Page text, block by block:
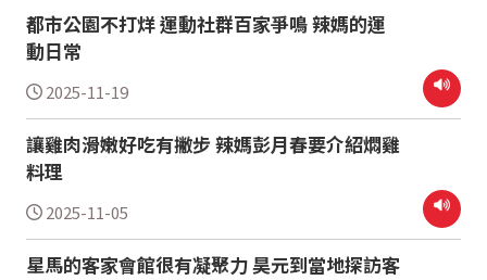
都市公園不打烊 運動社群百家爭鳴 辣媽的運
動日常
2025-11-19
讓雞肉滑嫩好吃有撇步 辣媽彭月春要介紹燜雞
料理
2025-11-05
星馬的客家會館很有凝聚力 昊元到當地探訪客